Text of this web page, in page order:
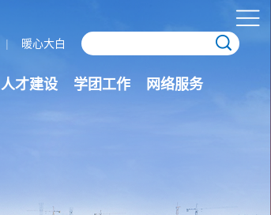
| 暖心大白
人才建设 学团工作 网络服务